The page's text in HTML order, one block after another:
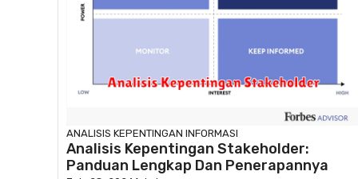
ANALISIS KEPENTINGAN INFORMASI
Analisis Kepentingan Stakeholder:
Panduan Lengkap Dan Penerapannya